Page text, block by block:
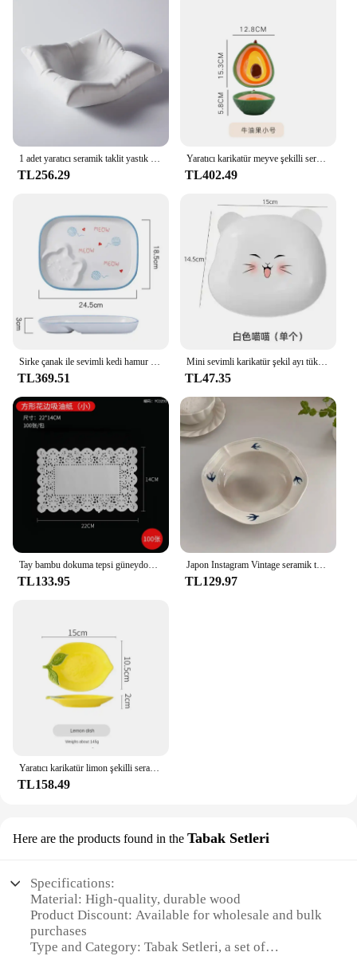
1 adet yaratıcı seramik taklit yastık yemek tabağı mutfağı kare plaka beyaz siyah tatlı plaka sanatsal anlayışı sofra
TL256.29
Yaratıcı karikatür meyve şekilli seramik salata kasesi çorba kasesi aile meyve atıştırma tabağı sofra mutfak eşyaları aksesuarları
TL402.49
Sirke çanak ile sevimli kedi hamur plaka seramik tabak ev çocuk aperatif kahvaltı tabağı mutfak sofra
TL369.51
Mini sevimli karikatür şekil ayı tükürmek kemik çanak yaratıcı masaüstü çöp tepsisi aperatif gıda kalıntı meyve tabağı Kawaii mutfak sofra
TL47.35
Tay bambu dokuma tepsi güneydoğu asya karakteristik sofra kızartma kızartma Squab çıtır et tencere yaratıcı aperatif kızarmış plaka
TL133.95
Japon Instagram Vintage seramik tabak kabartma el boyalı yutmak çukur tabak yüksek güzellik sebze salata tatlı tabağı
TL129.97
Yaratıcı karikatür limon şekilli seramik yemek tabağı çorba kasesi aile meyve aperatif yemekleri mutfak eşyaları aksesuarları sofra
TL158.49
Here are the products found in the Tabak Setleri
Specifications:
Material: High-quality, durable wood
Product Discount: Available for wholesale and bulk
purchases
Type and Category: Tabak Setleri, a set of